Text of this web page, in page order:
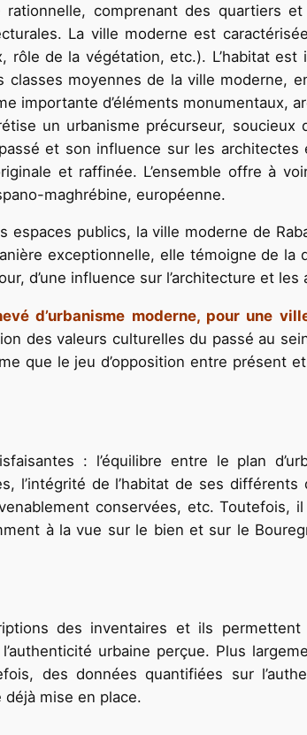
comprenant des quartiers
La ville moderne est
de la végétation, etc.). L’habitat est
moyennes de la ville moderne,
importante d’éléments monumentaux,
un urbanisme précurseur, soucieux
et son influence sur les
et raffinée. L’ensemble offre à
maghrébine, européenne.
publics, la ville moderne de
exceptionnelle, elle témoigne de
d’une influence sur l’architecture et
d’urbanisme moderne, pour une
des valeurs culturelles du passé au
que le jeu d’opposition entre présent
: l’équilibre entre le plan
l’intégrité de l’habitat de ses différents
conservées, etc. Toutefois,
à la vue sur le bien et sur le
des inventaires et ils permettent
urbaine perçue. Plus
des données quantifiées sur
déjà mise en place.